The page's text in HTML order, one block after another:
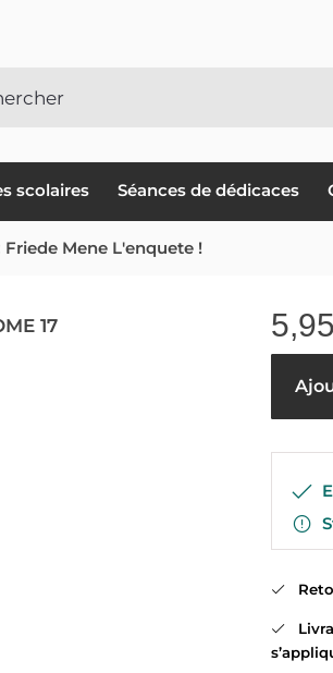
scolaires Séances de dédicaces
Mene L'enquete !
17
5,95